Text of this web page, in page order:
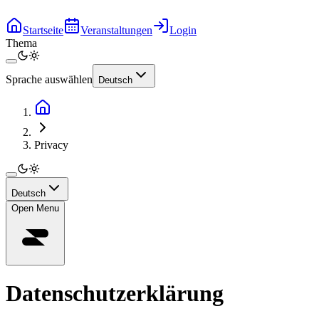
Startseite Veranstaltungen
Login
Thema
Sprache auswählen Deutsch
Privacy
Deutsch
Open Menu
Datenschutzerklärung